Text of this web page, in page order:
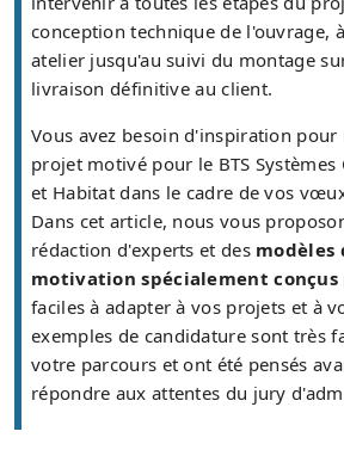
conception technique de l'ouvrage,
atelier jusqu'au suivi du montage
livraison définitive au client.
Vous avez besoin d'inspiration
projet motivé pour le BTS Systèmes
et Habitat dans le cadre de vos
Dans cet article, nous vous
rédaction d'experts et des modèles
motivation spécialement conçus
faciles à adapter à vos projets et à
exemples de candidature sont très
votre parcours et ont été pensés
répondre aux attentes du jury